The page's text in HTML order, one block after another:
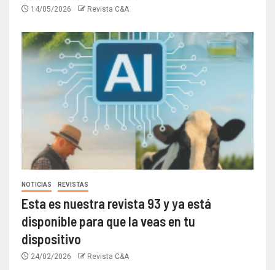
14/05/2026 Revista C&A
NOTICIAS REVISTAS
Esta es nuestra revista 93 y ya está
disponible para que la veas en tu
dispositivo
24/02/2026 Revista C&A